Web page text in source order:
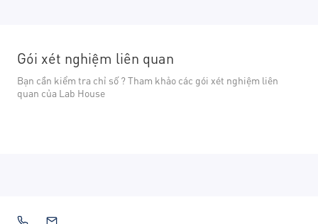
Gói xét nghiệm liên quan
Bạn cần kiểm tra chỉ số ? Tham khảo các gói xét nghiệm liên
quan của Lab House